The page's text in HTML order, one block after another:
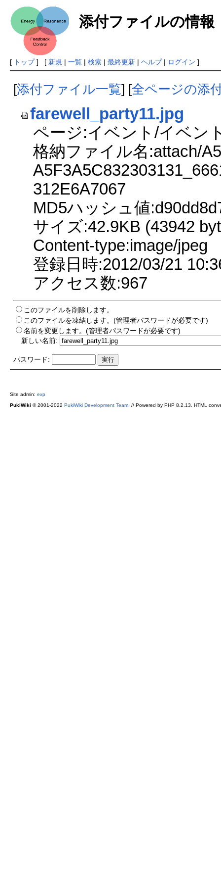
添付ファイルの情報
[ トップ] [ 新規 | 一覧| 検索| 最終更新| ヘルプ| ログイン ]
[添付ファイル一覧] [全ページの添
farewell_party11.jpg
ページ:イベント/イベン
格納ファイル名:attach/
312E6A7067
MD5ハッシュ値
サイズ:42.9KB (43942
Content-type:image/jpeg
登録日時:2012/03/21
アクセス数:967
このファイルを削除します。
このファイルを凍結します。(管理者パスワードが必要です)
名前を変更します。(管理者パスワードが必要です)
新しい名前:
パスワード:
Site admin: exp
PukiWiki © 2001-2022 PukiWiki Development Team. // Powered by PHP 8.2.13. HTML